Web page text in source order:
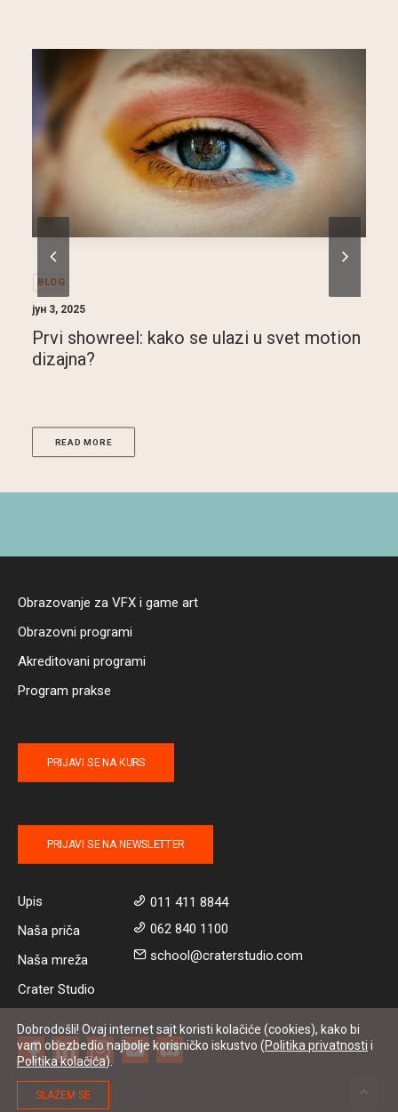
BLOG
мај 22, 2025
Zašto učiti 3ds Max – i zašto baš u
Crateru?
READ MORE
Obrazovanje za VFX i game art
Obrazovni programi
Akreditovani programi
Program prakse
PRIJAVI SE NA KURS
PRIJAVI SE NA NEWSLETTER
Upis
Naša priča
Naša mreža
Crater Studio
011 411 8844
062 840 1100
school@craterstudio.com
Dobrodošli! Ovaj internet sajt koristi kolačiće (cookies), kako bi
vam obezbedio najbolje korisničko iskustvo (Politika privatnosti i
Politika kolačića).
SLAŽEM SE